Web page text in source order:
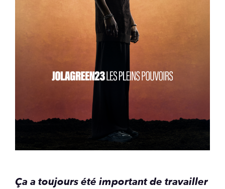
Ça a toujours été important de travailler